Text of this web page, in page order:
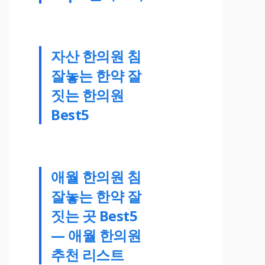
자산 한의원 침
잘놓는 한약 잘
짓는 한의원
Best5
애월 한의원 침
잘놓는 한약 잘
짓는 곳 Best5
— 애월 한의원
추천 리스트